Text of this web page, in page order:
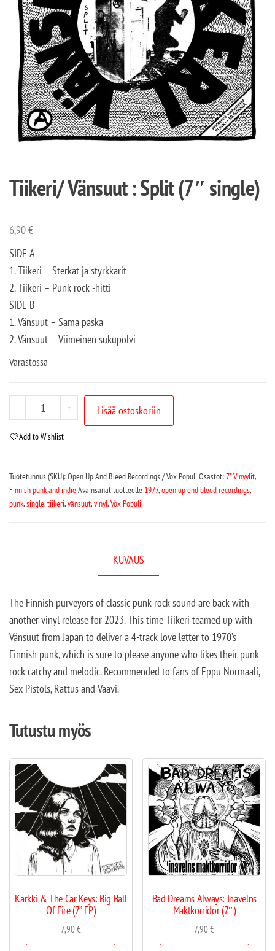
Tiikeri/ Vänsuut : Split (7″ single)
6,90€
SIDE A
1. Tiikeri – Sterkat ja styrkkarit
2. Tiikeri – Punk rock -hitti
SIDE B
1. Vänsuut – Sama paska
2. Vänsuut – Viimeinen sukupolvi
Varastossa
- + Lisää ostoskoriin
Add to Wishlist
Tuotetunnus (SKU):Open Up And Bleed Recordings / Vox Populi Osastot:7" Vinyylit,
Finnish punk and indieAvainsanat tuotteelle 1977,open up end bleed recordings,
punk,single,tiikeri,vänsuut,vinyl,Vox Populi
KUVAUS
The Finnish purveyors of classic punk rock sound are back with
another vinyl release for 2023. This time Tiikeri teamed up with
Vänsuut from Japan to deliver a 4-track love letter to 1970’s
Finnish punk, which is sure to please anyone who likes their punk
rock catchy and melodic. Recommended to fans of Eppu Normaali,
Sex Pistols, Rattus and Vaavi.
Tutustu myös
Karkki & The Car Keys: Big Ball
Of Fire (7” EP)
7,90€
Bad Dreams Always: Inavelns
Maktkorridor (7″)
7,90€